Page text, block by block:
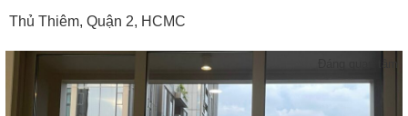
Thủ Thiêm, Quận 2, HCMC
Đáng quan tâm